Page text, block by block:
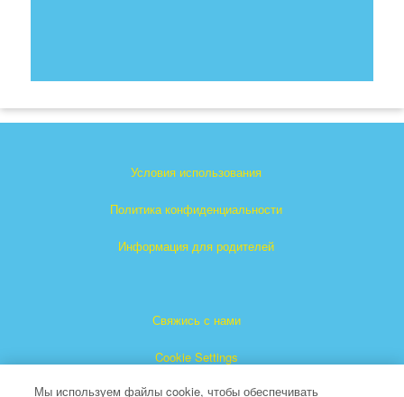
Условия использования
Политика конфиденциальности
Информация для родителей
Свяжись с нами
Cookie Settings
Мы используем файлы cookie, чтобы обеспечивать